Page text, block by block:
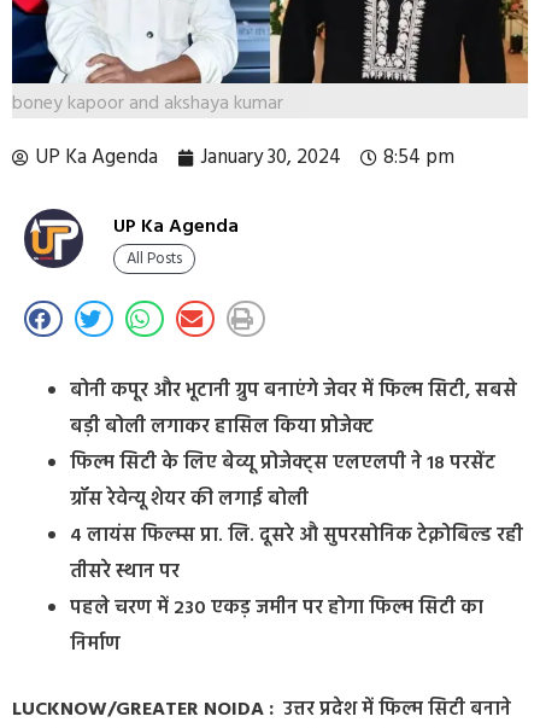
boney kapoor and akshaya kumar
UP Ka Agenda January 30, 2024 8:54 pm
UP Ka Agenda
All Posts
बोनी कपूर और भूटानी ग्रुप बनाएंगे जेवर में फिल्म सिटी, सबसे
बड़ी बोली लगाकर हासिल किया प्रोजेक्ट
फिल्म सिटी के लिए बेव्यू प्रोजेक्ट्स एलएलपी ने 18 परसेंट
ग्रॉस रेवेन्यू शेयर की लगाई बोली
4 लायंस फिल्म्स प्रा. लि. दूसरे औ सुपरसोनिक टेक्नोबिल्ड रही
तीसरे स्थान पर
पहले चरण में 230 एकड़ जमीन पर होगा फिल्म सिटी का
निर्माण
LUCKNOW/GREATER NOIDA : उत्तर प्रदेश में फिल्म सिटी बनाने